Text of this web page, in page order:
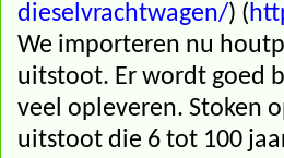
dieselvrachtwagen/) (
We importeren nu
uitstoot. Er wordt goed
veel opleveren. Stoken
uitstoot die 6 tot 100